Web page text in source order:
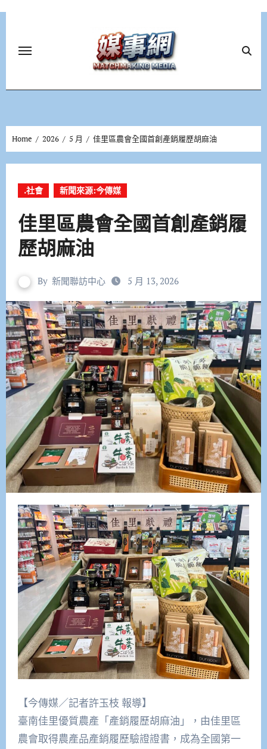
Home 2026 5 月 佳里區農會全國首創產銷履歷胡麻油
.社會 新聞來源:今傳媒
佳里區農會全國首創產銷履
歷胡麻油
By 新聞聯訪中心 5 月 13, 2026
【今傳媒／記者許玉枝 報導】
臺南佳里優質農產「產銷履歷胡麻油」，由佳里區
農會取得農產品產銷履歷驗證證書，成為全國第一